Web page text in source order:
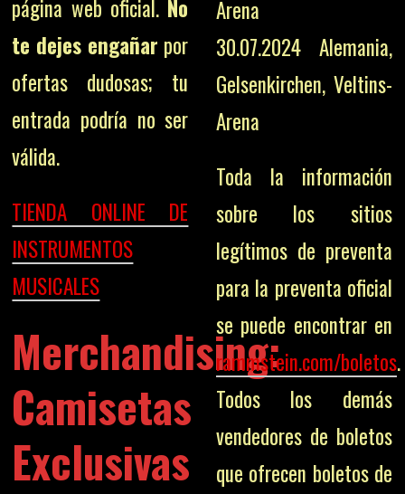
página web oficial. No
te dejes engañar por
ofertas dudosas; tu
entrada podría no ser
válida.
TIENDA ONLINE DE
INSTRUMENTOS
MUSICALES
Merchandising:
Camisetas
Exclusivas
Arena
30.07.2024 Alemania,
Gelsenkirchen, Veltins-
Arena
Toda la información
sobre los sitios
legítimos de preventa
para la preventa oficial
se puede encontrar en
rammstein.com/boletos.
Todos los demás
vendedores de boletos
que ofrecen boletos de